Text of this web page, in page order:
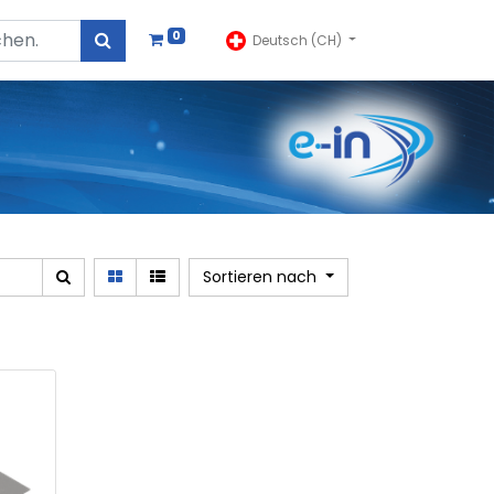
0 Deutsch (CH)
Sortieren nach